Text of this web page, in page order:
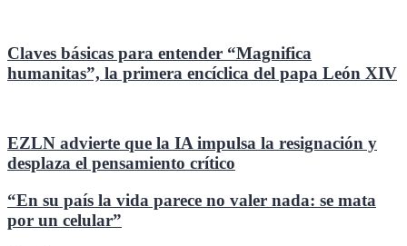
Claves básicas para entender “Magnifica
humanitas”, la primera encíclica del papa León XIV
EZLN advierte que la IA impulsa la resignación y
desplaza el pensamiento crítico
“En su país la vida parece no valer nada: se mata
por un celular”